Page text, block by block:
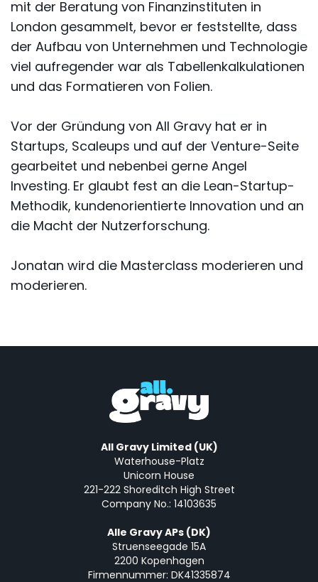
mit der Beratung von Finanzinstituten in
London gesammelt, bevor er feststellte, dass
der Aufbau von Unternehmen und Technologie
viel aufregender war als Tabellenkalkulationen
und das Formatieren von Folien.
Vor der Gründung von All Gravy hat er in
Startups, Scaleups und auf der Venture-Seite
gearbeitet und nebenbei gerne Angel
Investing. Er glaubt fest an die Lean-Startup-
Methodik, kundenorientierte Innovation und an
die Macht der Nutzerforschung.
Jonatan wird die Masterclass moderieren und
moderieren.
All Gravy Limited (UK)
Waterhouse-Platz
Unicorn House
221-222 Shoreditch High Street
Company No.: 14103635
Alle Gravy APs (DK)
Struenseegade 15A
2200 Kopenhagen
Firmennummer: DK41335874